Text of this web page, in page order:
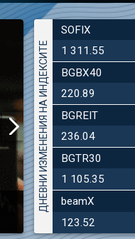
Актуално
ДНЕВНИ ИЗМЕНЕНИЯ НА ИНДЕКСИТЕ
SOFIX
1 311.55
BGBX40
220.89
BGREIT
236.04
BGTR30
1 105.35
beamX
123.52